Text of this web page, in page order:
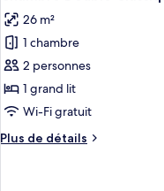
toutes
les
photos
pour
ce
type
chambre :
26 m²
1 chambre
2 personnes
1 grand lit
Wi-Fi gratuit
Plus de détails
Plus